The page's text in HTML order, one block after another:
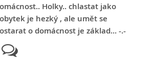
Holky.. chlastat jako
je hezký , ale umět se
o domácnost je základ... -.-